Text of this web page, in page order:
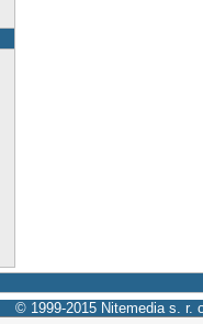
© 1999-2015 Nitemedia s. r.